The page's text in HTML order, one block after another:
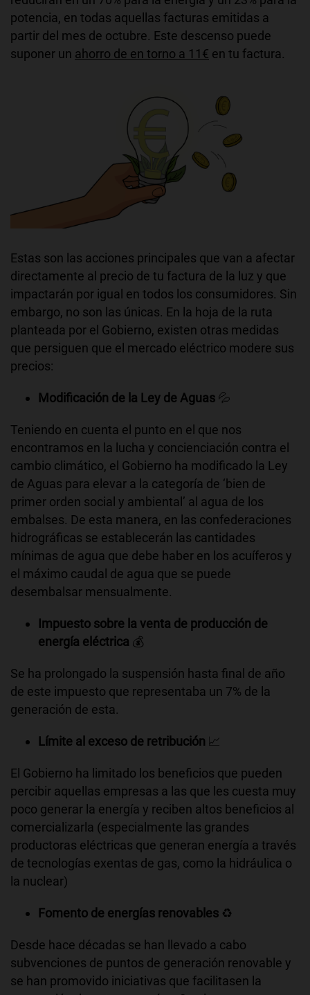
potencia, en todas aquellas facturas emitidas a
partir del mes de octubre. Este descenso puede
suponer un ahorro de en torno a 11€ en tu factura.
Estas son las acciones principales que van a afectar
directamente al precio de tu factura de la luz y que
impactarán por igual en todos los consumidores. Sin
embargo, no son las únicas. En la hoja de la ruta
planteada por el Gobierno, existen otras medidas
que persiguen que el mercado eléctrico modere sus
precios:
Modificación de la Ley de Aguas 💦
Teniendo en cuenta el punto en el que nos
encontramos en la lucha y concienciación contra el
cambio climático, el Gobierno ha modificado la Ley
de Aguas para elevar a la categoría de ‘bien de
primer orden social y ambiental’ al agua de los
embalses. De esta manera, en las confederaciones
hidrográficas se establecerán las cantidades
mínimas de agua que debe haber en los acuíferos y
el máximo caudal de agua que se puede
desembalsar mensualmente.
Impuesto sobre la venta de producción de
energía eléctrica 💰
Se ha prolongado la suspensión hasta final de año
de este impuesto que representaba un 7% de la
generación de esta.
Límite al exceso de retribución 📈
El Gobierno ha limitado los beneficios que pueden
percibir aquellas empresas a las que les cuesta muy
poco generar la energía y reciben altos beneficios al
comercializarla (especialmente las grandes
productoras eléctricas que generan energía a través
de tecnologías exentas de gas, como la hidráulica o
la nuclear)
Fomento de energías renovables ♻
Desde hace décadas se han llevado a cabo
subvenciones de puntos de generación renovable y
se han promovido iniciativas que facilitasen la